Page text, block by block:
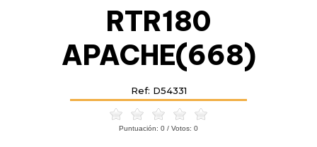
RTR180
APACHE(668)
Ref: D54331
Puntuación: 0 / Votos: 0